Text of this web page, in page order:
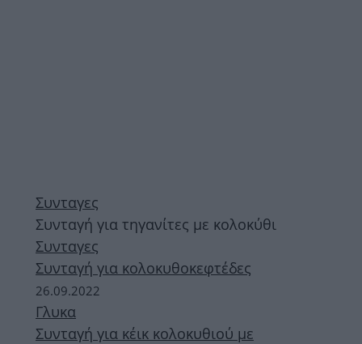
Συνταγες
Συνταγή για τηγανίτες με κολοκύθι
Συνταγες
Συνταγή για κολοκυθοκεφτέδες
26.09.2022
Γλυκα
Συνταγή για κέικ κολοκυθιού με